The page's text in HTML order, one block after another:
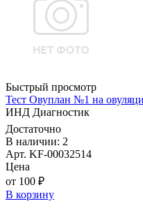
Быстрый просмотр
Тест Овуплан №1 на
ИНД Диагностик
Достаточно
В наличии: 2
Арт. KF-00032514
Цена
от 100 ₽
В корзину